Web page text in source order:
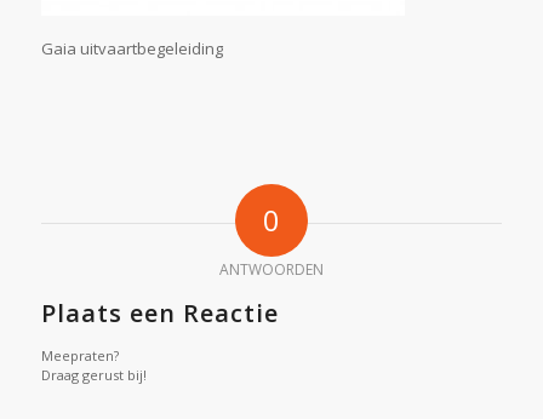
Gaia uitvaartbegeleiding
0
ANTWOORDEN
Plaats een Reactie
Meepraten?
Draag gerust bij!